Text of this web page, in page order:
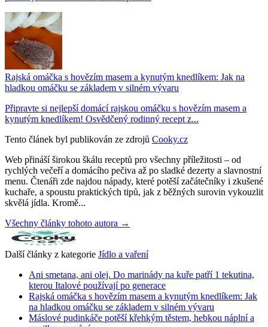
Rajská omáčka s hovězím masem a kynutým knedlíkem: Jak na
hladkou omáčku se základem v silném vývaru
Připravte si nejlepší domácí rajskou omáčku s hovězím masem a
kynutým knedlíkem! Osvědčený rodinný recept z...
Tento článek byl publikován ze zdrojů Cooky.cz
Web přináší širokou škálu receptů pro všechny příležitosti – od
rychlých večeří a domácího pečiva až po sladké dezerty a slavnostní
menu. Čtenáři zde najdou nápady, které potěší začátečníky i zkušené
kuchaře, a spoustu praktických tipů, jak z běžných surovin vykouzlit
skvělá jídla. Kromě...
Všechny články tohoto autora →
Další články z kategorie Jídlo a vaření
Ani smetana, ani olej. Do marinády na kuře patří 1 tekutina,
kterou Italové používají po generace
Rajská omáčka s hovězím masem a kynutým knedlíkem: Jak
na hladkou omáčku se základem v silném vývaru
Máslové pudinkáče potěší křehkým těstem, hebkou náplní a